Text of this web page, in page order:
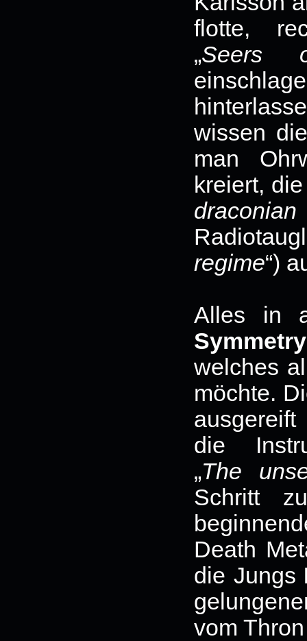
flotte,
„Seers
wissen
man
kreiert,
regime“)
Alles in
Symmetry
welches
möchte.
die
„The
Schritt
Death
die Jungs
vom